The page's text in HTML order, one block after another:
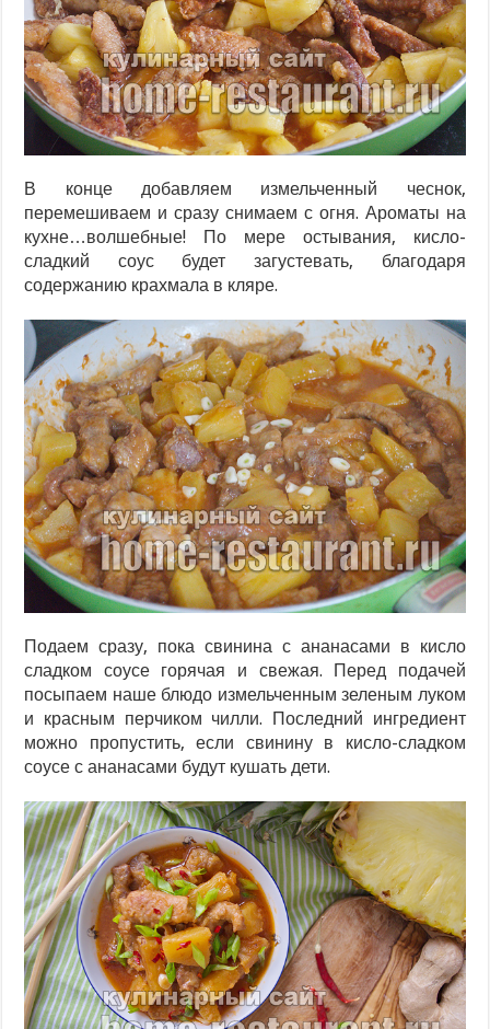
В конце добавляем измельченный чеснок,
перемешиваем и сразу снимаем с огня. Ароматы на
кухне…волшебные! По мере остывания, кисло-
сладкий соус будет загустевать, благодаря
содержанию крахмала в кляре.
Подаем сразу, пока свинина с ананасами в кисло
сладком соусе горячая и свежая. Перед подачей
посыпаем наше блюдо измельченным зеленым луком
и красным перчиком чилли. Последний ингредиент
можно пропустить, если свинину в кисло-сладком
соусе с ананасами будут кушать дети.